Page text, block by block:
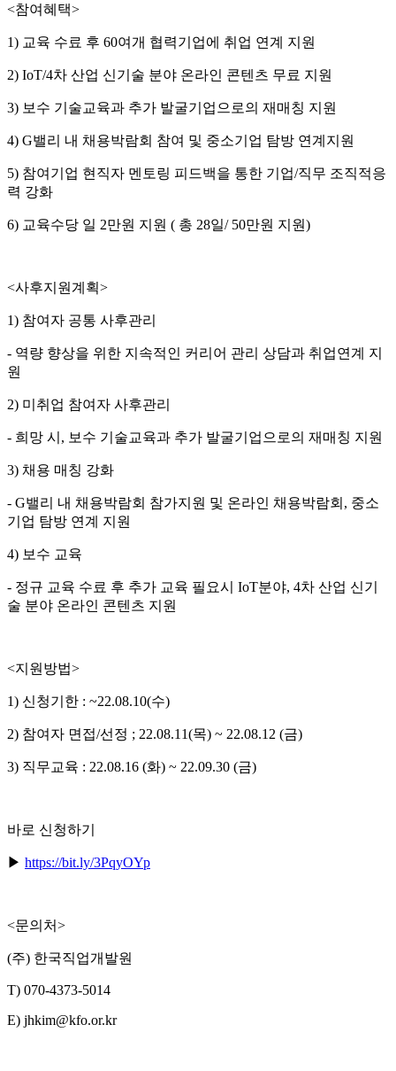
<참여혜택>
1) 교육 수료 후 60여개 협력기업에 취업 연계 지원
2) IoT/4차 산업 신기술 분야 온라인 콘텐츠 무료 지원
3) 보수 기술교육과 추가 발굴기업으로의 재매칭 지원
4) G밸리 내 채용박람회 참여 및 중소기업 탐방 연계지원
5) 참여기업 현직자 멘토링 피드백을 통한 기업/직무 조직적응
력 강화
6) 교육수당 일 2만원 지원 ( 총 28일/ 50만원 지원)
<사후지원계획>
1) 참여자 공통 사후관리
- 역량 향상을 위한 지속적인 커리어 관리 상담과 취업연계 지
원
2) 미취업 참여자 사후관리
- 희망 시, 보수 기술교육과 추가 발굴기업으로의 재매칭 지원
3) 채용 매칭 강화
- G밸리 내 채용박람회 참가지원 및 온라인 채용박람회, 중소
기업 탐방 연계 지원
4) 보수 교육
- 정규 교육 수료 후 추가 교육 필요시 IoT분야, 4차 산업 신기
술 분야 온라인 콘텐츠 지원
<지원방법>
1) 신청기한 : ~22.08.10(수)
2) 참여자 면접/선정 ; 22.08.11(목) ~ 22.08.12 (금)
3) 직무교육 : 22.08.16 (화) ~ 22.09.30 (금)
바로 신청하기
▶ https://bit.ly/3PqyOYp
<문의처>
(주) 한국직업개발원
T) 070-4373-5014
E) jhkim@kfo.or.kr